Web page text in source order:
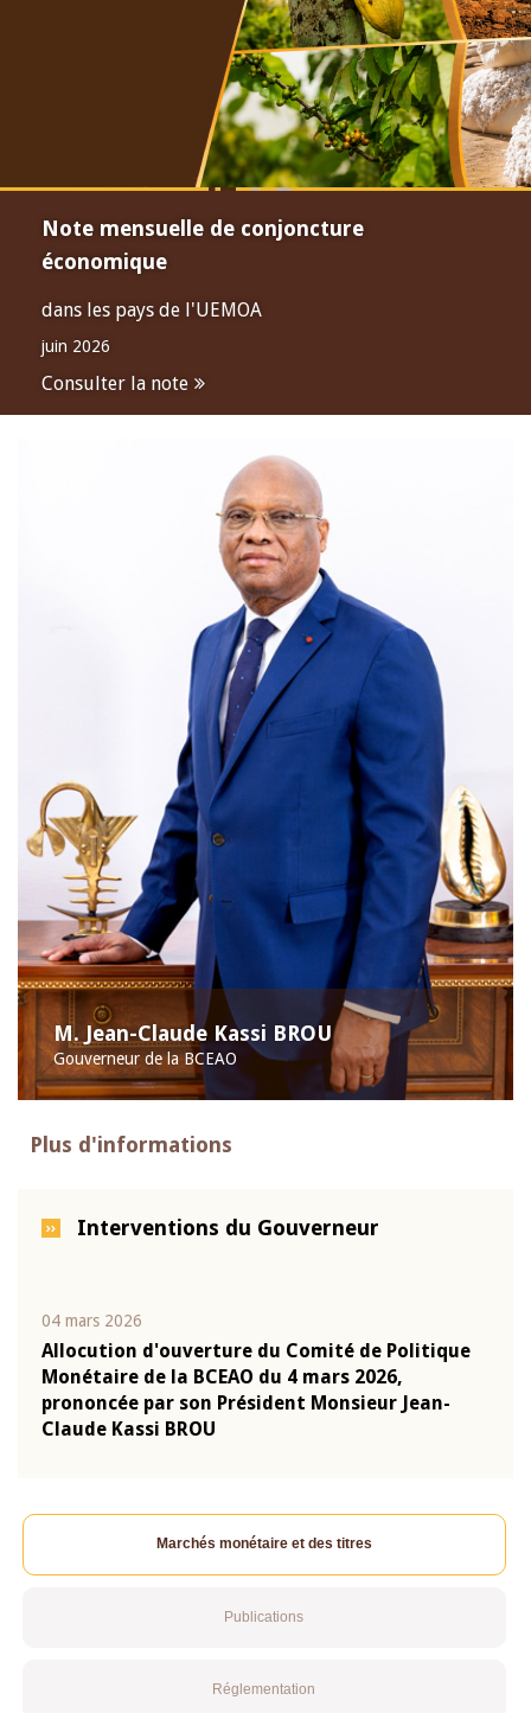
Note mensuelle de conjoncture
économique
dans les pays de l'UEMOA
juin 2026
Consulter la note
M. Jean-Claude Kassi BROU
Gouverneur de la BCEAO
Plus d'informations
Interventions du Gouverneur
04 mars 2026
Allocution d'ouverture du Comité de Politique
Monétaire de la BCEAO du 4 mars 2026,
prononcée par son Président Monsieur Jean-
Claude Kassi BROU
Marchés monétaire et des titres
Publications
Réglementation